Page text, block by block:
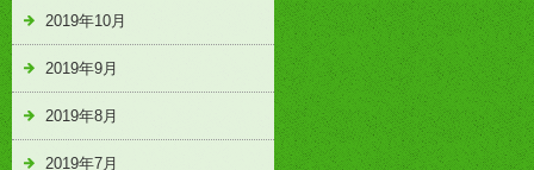
2019年10月
2019年9月
2019年8月
2019年7月